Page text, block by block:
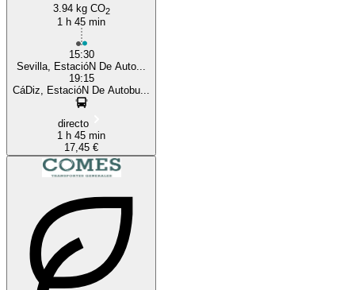
3.94 kg CO2
1 h 45 min
15:30
Sevilla, EstacióN De Auto...
19:15
CáDiz, EstacióN De Autobu...
directo
1 h 45 min
17,45 €